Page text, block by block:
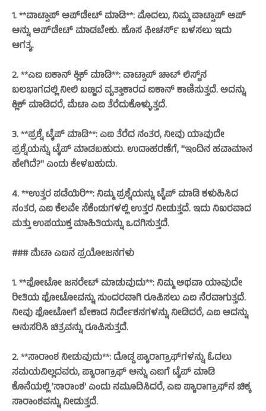
1. **ವಾಟ್ಸಾಪ್‌ ಅಪ್‌ಡೇಟ್‌ ಮಾಡಿ**: ಮೊದಲು, ನಿಮ್ಮ ವಾಟ್ಸಾಪ್‌ ಆಪ್‌
ಅನ್ನು ಅಪ್‌ಡೇಟ್‌ ಮಾಡಬೇಕು. ಹೊಸ ಫೀಚರ್ಸ್‌ ಬಳಸಲು ಇದು
ಅಗತ್ಯ.
2. **ಎಐ ಐಕಾನ್‌ ಕ್ಲಿಕ್‌ ಮಾಡಿ**: ವಾಟ್ಸಾಪ್‌ ಚಾಟ್‌ ಲಿಸ್ಟ್‌ನ
ಬಲಭಾಗದಲ್ಲಿ ನೀಲಿ ಬಣ್ಣದ ವೃತ್ತಾಕಾರದ ಐಕಾನ್‌ ಕಾಣಿಸುತ್ತದೆ. ಅದನ್ನು
ಕ್ಲಿಕ್‌ ಮಾಡಿದರೆ, ಮೆಟಾ ಎಐ ತೆರೆದುಕೊಳ್ಳುತ್ತದೆ.
3. **ಪ್ರಶ್ನೆ ಟೈಪ್‌ ಮಾಡಿ**: ಎಐ ತೆರೆದ ನಂತರ, ನೀವು ಯಾವುದೇ
ಪ್ರಶ್ನೆಯನ್ನು ಟೈಪ್‌ ಮಾಡಬಹುದು. ಉದಾಹರಣೆಗೆ, "ಇಂದಿನ ಹವಾಮಾನ
ಹೇಗಿದೆ?" ಎಂದು ಕೇಳಬಹುದು.
4. **ಉತ್ತರ ಪಡೆಯಿರಿ**: ನಿಮ್ಮ ಪ್ರಶ್ನೆಯನ್ನು ಟೈಪ್‌ ಮಾಡಿ ಕಳುಹಿಸಿದ
ನಂತರ, ಎಐ ಕೆಲವೇ ಸೆಕೆಂಡುಗಳಲ್ಲಿ ಉತ್ತರ ನೀಡುತ್ತದೆ. ಇದು ನಿಖರವಾದ
ಮತ್ತು ಉಪಯುಕ್ತ ಮಾಹಿತಿಯನ್ನು ಒದಗಿಸುತ್ತದೆ.
### ಮೆಟಾ ಎಐನ ಪ್ರಯೋಜನಗಳು
1. **ಫೋಟೋ ಜನರೇಟ್‌ ಮಾಡುವುದು**: ನಿಮ್ಮ ಅಥವಾ ಯಾವುದೇ
ರೀತಿಯ ಫೋಟೋವನ್ನು ಸುಂದರವಾಗಿ ರೂಪಿಸಲು ಎಐ ನೆರವಾಗುತ್ತದೆ.
ನೀವು ಫೋಟೋಗೆ ಬೇಕಾದ ನಿರ್ದೇಶನಗಳನ್ನು ನೀಡಿದರೆ, ಎಐ ಅದನ್ನು
ಅನುಸರಿಸಿ ಚಿತ್ರವನ್ನು ರೂಪಿಸುತ್ತದೆ.
2. **ಸಾರಾಂಶ ನೀಡುವುದು**: ದೊಡ್ಡ ಪ್ಯಾರಾಗ್ರಾಫ್‌ಗಳನ್ನು ಓದಲು
ಸಮಯವಿಲ್ಲದವರು, ಪ್ಯಾರಾಗ್ರಾಫ್‌ ಅನ್ನು ಎಐಗೆ ಟೈಪ್‌ ಮಾಡಿ
ಕೊನೆಯಲ್ಲಿ 'ಸಾರಾಂಶ' ಎಂದು ನಮೂದಿಸಿದರೆ, ಎಐ ಪ್ಯಾರಾಗ್ರಾಫ್‌ನ ಚಿಕ್ಕ
ಸಾರಾಂಶವನ್ನು ನೀಡುತ್ತದೆ.